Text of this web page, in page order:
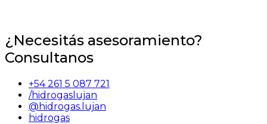
¿Necesitás asesoramiento?
Consultanos
+54 261 5 087 721
/hidrogaslujan
@hidrogas.lujan
hidrogas